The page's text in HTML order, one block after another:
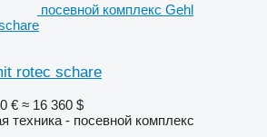
посевной комплекс Gehl
rotec schare
€ ≈ 16 360 $
техника - посевной комплекс